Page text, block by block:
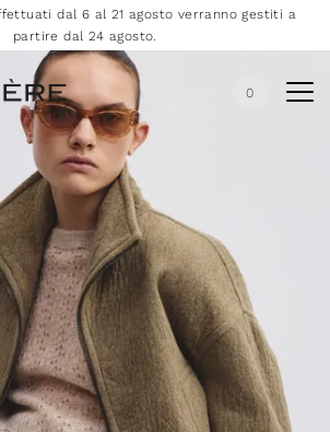
dal 6 al 21 agosto verranno gestiti a
partire dal 24 agosto.
0